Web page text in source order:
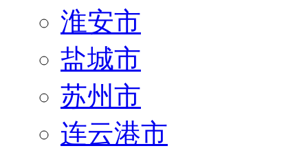
淮安市
盐城市
苏州市
连云港市